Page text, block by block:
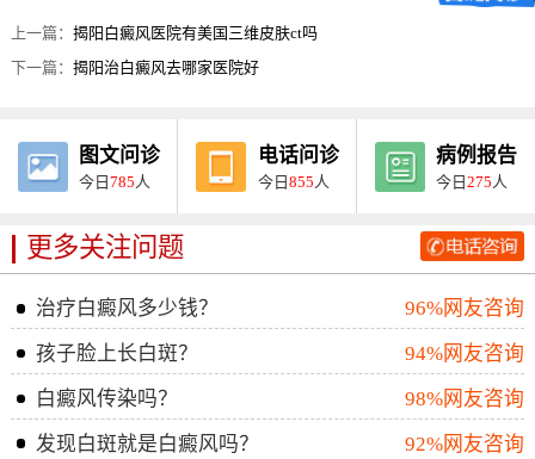
上一篇：揭阳白癜风医院有美国三维皮肤ct吗
下一篇：揭阳治白癜风去哪家医院好
图文问诊
今日785 人
电话问诊
今日855 人
病例报告
今日275 人
更多关注问题
治疗白癜风多少钱？
96%网友咨询
孩子脸上长白斑？
94%网友咨询
白癜风传染吗？
98%网友咨询
发现白斑就是白癜风吗？
92%网友咨询